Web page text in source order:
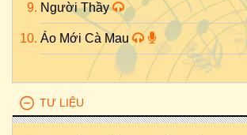
Người Thầy
Áo Mới Cà Mau
TƯ LIỆU